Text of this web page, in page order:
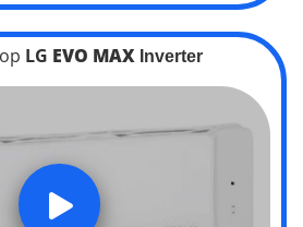
LG EVO MAX Inverter